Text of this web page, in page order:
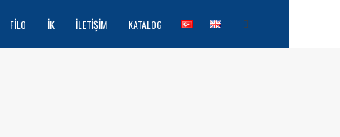
FILO İK İLETIŞIM KATALOG